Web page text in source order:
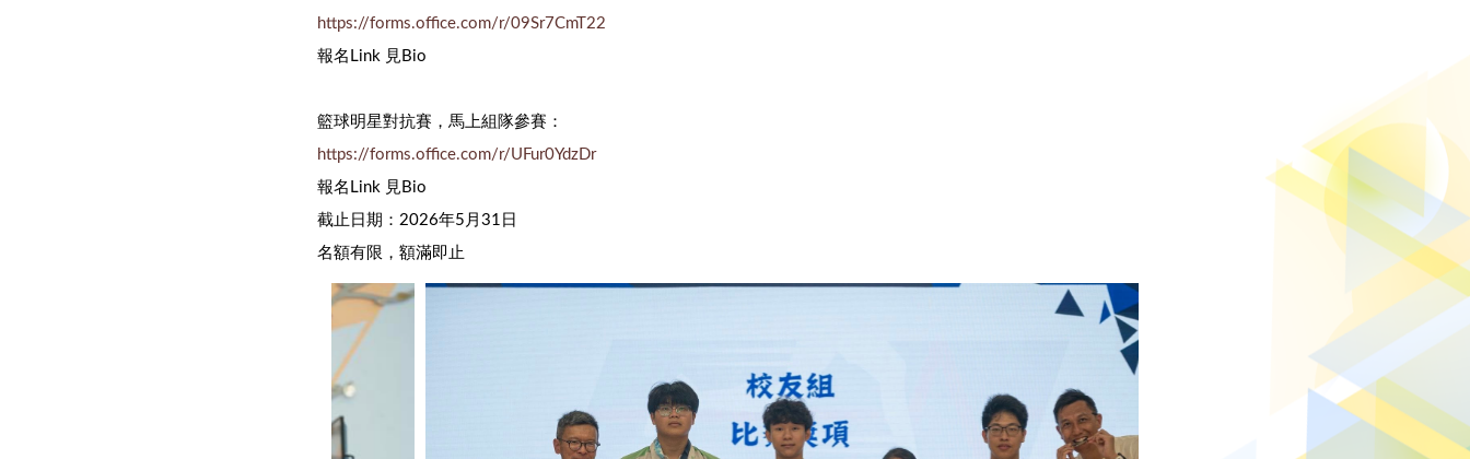
https://forms.office.com/r/09Sr7CmT22
報名Link 見Bio
籃球明星對抗賽，馬上組隊參賽：
https://forms.office.com/r/UFur0YdzDr
報名Link 見Bio
截止日期：2026年5月31日
名額有限，額滿即止